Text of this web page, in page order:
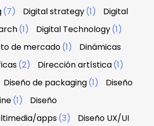
(7) Digital strategy(1)
Digital
(1) Digital Technology(1)
de mercado(1)
Dinámicas
(2) Dirección artística(1)
Diseño de packaging(1)
Diseño
(1)
Diseño
apps(3)
Diseño UX/UI